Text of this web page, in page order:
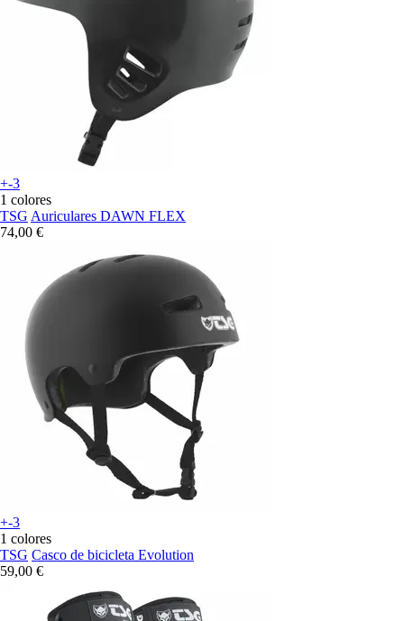
+-3
1 colores
TSG Auriculares DAWN FLEX
74,00 €
+-3
1 colores
TSG Casco de bicicleta Evolution
59,00 €